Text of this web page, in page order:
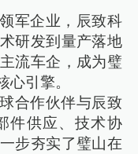
军企业，辰致科
研发到量产落地
流车企，成为璧
心引擎。
合作伙伴与辰致
件供应、技术协
步夯实了璧山在